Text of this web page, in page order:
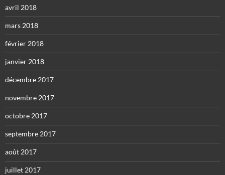
avril 2018
mars 2018
février 2018
janvier 2018
décembre 2017
novembre 2017
octobre 2017
septembre 2017
août 2017
juillet 2017